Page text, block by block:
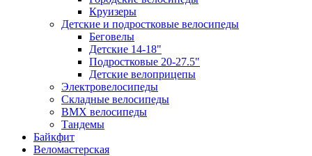
Круизеры
Детские и подростковые велосипеды
Беговелы
Детские 14-18"
Подростковые 20-27.5"
Детские велоприцепы
Электровелосипеды
Складные велосипеды
BMX велосипеды
Тандемы
Байкфит
Веломастерская